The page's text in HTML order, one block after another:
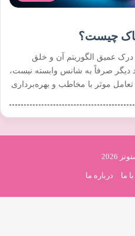
چیست؟
درک عمیق الگوریتم آن و خلق
دیگر صرفاً به شانس وابسته نیست،
موثر با مخاطب و بهره‌برداری
2026
ما درباره ما